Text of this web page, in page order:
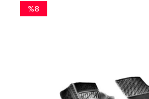
%8